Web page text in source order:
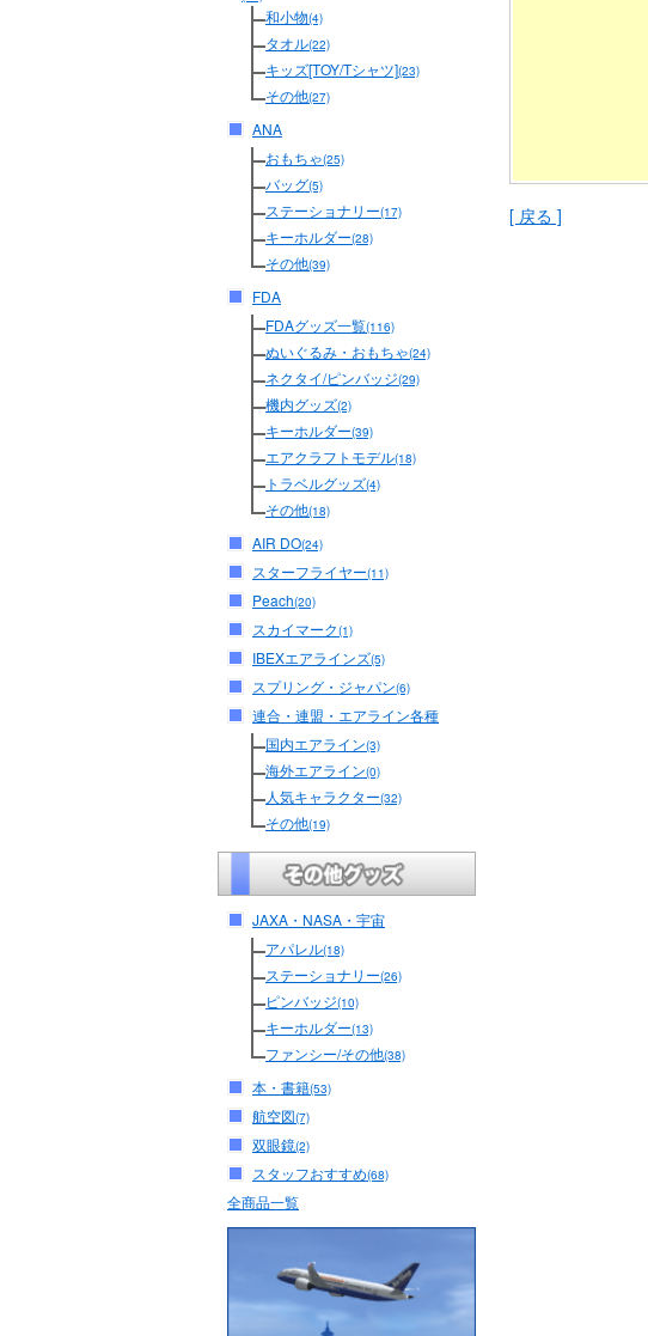
和小物(4)
タオル(22)
キッズ[TOY/Tシャツ](23)
その他(27)
ANA
おもちゃ(25)
バッグ(5)
ステーショナリー(17)
キーホルダー(28)
その他(39)
FDA
FDAグッズ一覧(116)
ぬいぐるみ・おもちゃ(24)
ネクタイ/ピンバッジ(29)
機内グッズ(2)
キーホルダー(39)
エアクラフトモデル(18)
トラベルグッズ(4)
その他(18)
AIR DO(24)
スターフライヤー(11)
Peach(20)
スカイマーク(1)
IBEXエアラインズ(5)
スプリング・ジャパン(6)
連合・連盟・エアライン各種
国内エアライン(3)
海外エアライン(0)
人気キャラクター(32)
その他(19)
JAXA・NASA・宇宙
アパレル(18)
ステーショナリー(26)
ピンバッジ(10)
キーホルダー(13)
ファンシー/その他(38)
本・書籍(53)
航空図(7)
双眼鏡(2)
スタッフおすすめ(68)
全商品一覧
[ 戻る ]